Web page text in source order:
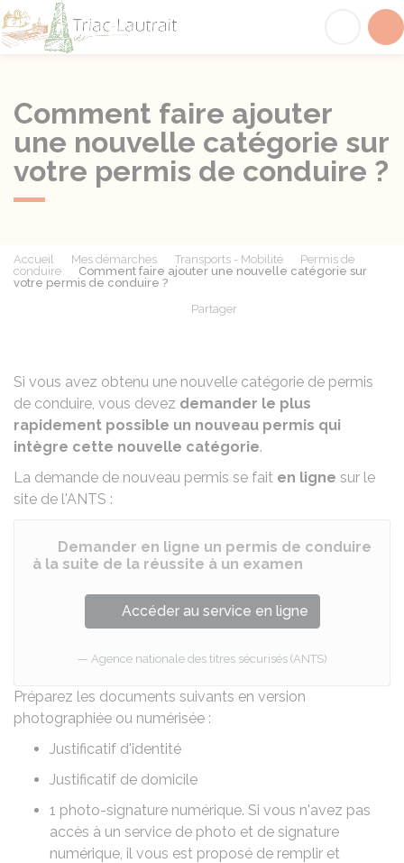
Comment faire ajouter
une nouvelle catégorie sur
votre permis de conduire ?
Accueil Mes démarches Transports - Mobilité
Permis de
conduire
Comment faire ajouter une nouvelle catégorie sur
votre permis de conduire ?
Partager
Si vous avez obtenu une nouvelle catégorie de permis
de conduire, vous devez demander le plus
rapidement possible un nouveau permis qui
intègre cette nouvelle catégorie.
La demande de nouveau permis se fait en ligne sur le
site de l'ANTS :
Demander en ligne un permis de conduire
à la suite de la réussite à un examen
Accéder au service en ligne
Agence nationale des titres sécurisés (ANTS)
Préparez les documents suivants en version
photographiée ou numérisée :
Justificatif d'identité
Justificatif de domicile
1 photo-signature numérique. Si vous n'avez pas
accès à un service de photo et de signature
numérique, il vous est proposé de remplir et